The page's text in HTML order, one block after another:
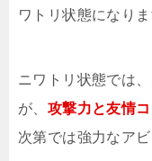
ワトリ状態になりま
ニワトリ状態では
が、 攻撃力と友情
次第では強力なア